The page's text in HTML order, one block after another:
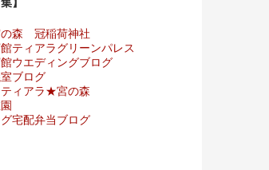
の森 冠稲荷神社
ティアラグリーンパレス
館ウエディングブログ
ブログ
ィアラ★宮の森
宅配弁当ブログ